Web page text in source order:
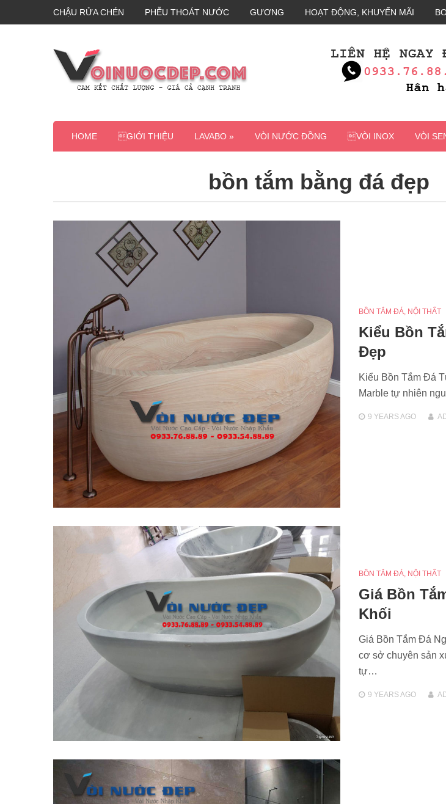
CHẬU RỬA CHÉN PHỄU THOÁT NƯỚC GƯƠNG HOẠT ĐỘNG, KHUYẾN MÃI
HOME GIỚI THIỆU LAVABO » VÒI NƯỚC ĐỒNG VÒI INOX VÒI
bồn tắm bằng đá đẹp
BỒN TẮM ĐÁ, NỘI THẤT
Kiểu Bồn
Đẹp
Kiểu Bồn Tắm Đá
Marble tự nhiên
9 YEARSAGO
BỒN TẮM ĐÁ, NỘI THẤT
Giá Bồn
Khối
Giá Bồn Tắm Đá
cơ sở chuyên sản
tự…
9 YEARSAGO